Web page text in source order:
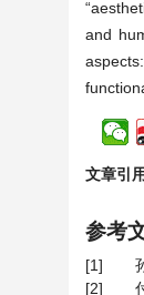
and
文章引
参考
[1]
[2]